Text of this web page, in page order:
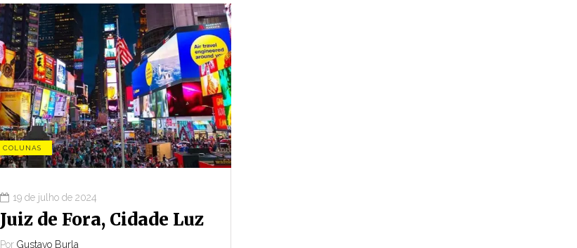
COLUNAS
19 de julho de 2024
Juiz de Fora, Cidade Luz
Por Gustavo Burla